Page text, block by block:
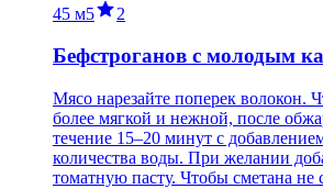
45 м5 2
Бефстроганов с молодым
Мясо нарезайте поперек волокон.
более мягкой и нежной, после
течение 15–20 минут с
количества воды. При желании
томатную пасту. Чтобы сметана не